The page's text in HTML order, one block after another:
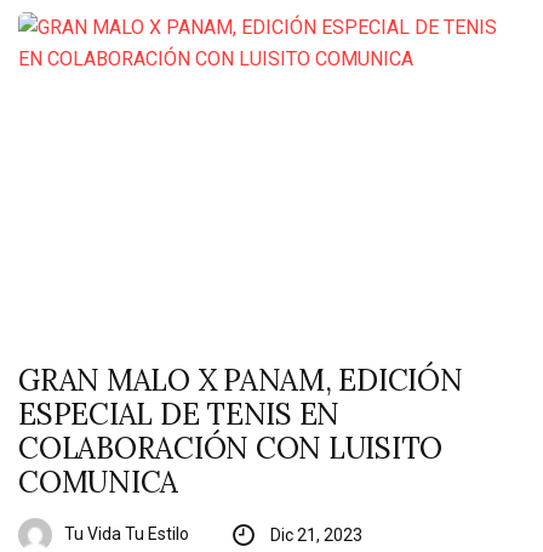
GRAN MALO X PANAM, EDICIÓN
ESPECIAL DE TENIS EN
COLABORACIÓN CON LUISITO
COMUNICA
Tu Vida Tu Estilo Dic 21, 2023